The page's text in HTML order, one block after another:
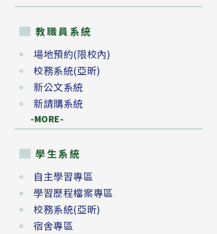
教職員系統
場地預約(限校內)
校務系統(亞昕)
新公文系統
新請購系統
-MORE-
學生系統
自主學習專區
學習歷程檔案專區
校務系統(亞昕)
宿舍專區